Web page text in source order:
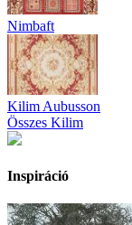
Nimbaft
Kilim Aubusson
Összes Kilim
Inspiráció